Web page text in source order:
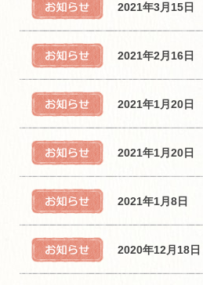
2021年3月15日
2021年2月16日
2021年1月20日
2021年1月20日
2021年1月8日
2020年12月18日